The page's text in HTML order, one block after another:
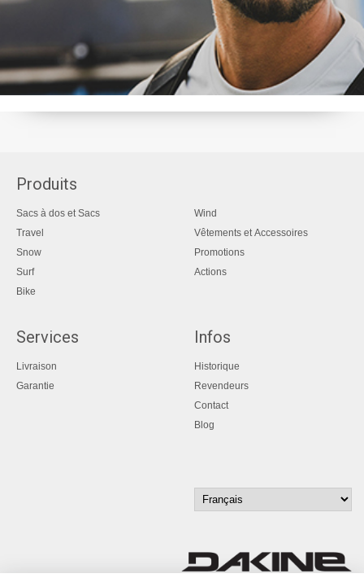
Produits
Sacs à dos et Sacs
Travel
Snow
Surf
Bike
Wind
Vêtements et Accessoires
Promotions
Actions
Services
Livraison
Garantie
Infos
Historique
Revendeurs
Contact
Blog